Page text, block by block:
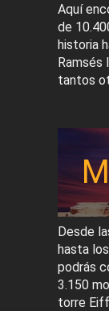
Aquí
de
historia
Ramsés
tantos
Desde
hasta
podrás
3.150
torre